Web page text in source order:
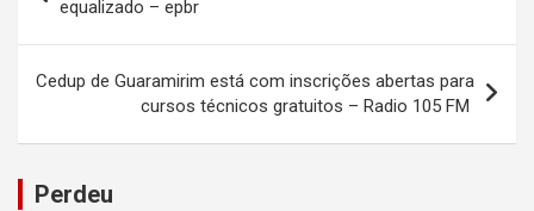
Post
equalizado – epbr
Cedup de Guaramirim está com inscrições abertas para
cursos técnicos gratuitos – Radio 105 FM
Perdeu